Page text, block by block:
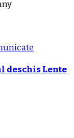
deschis Lente